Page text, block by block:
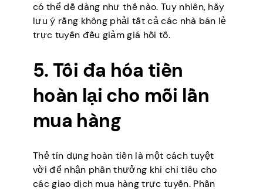
có thể dễ dàng như thế nào. Tuy nhiên, hãy
lưu ý rằng không phải tất cả các nhà bán lẻ
trực tuyến đều giảm giá hồi tố.
5. Tối đa hóa tiền
hoàn lại cho mỗi lần
mua hàng
Thẻ tín dụng hoàn tiền là một cách tuyệt
vời để nhận phần thưởng khi chi tiêu cho
các giao dịch mua hàng trực tuyến. Phần